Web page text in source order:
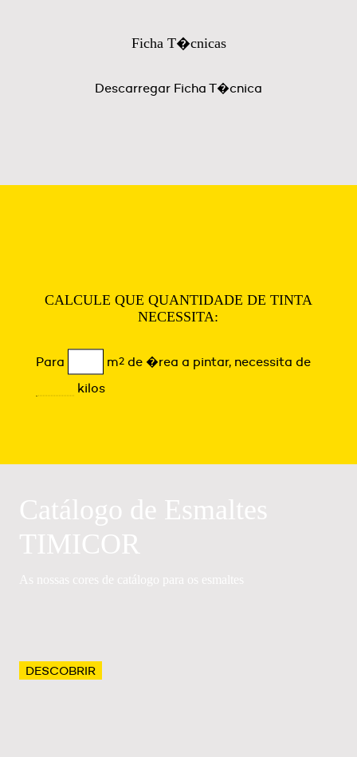
Ficha T�cnicas
Descarregar Ficha T�cnica
CALCULE QUE QUANTIDADE DE TINTA
NECESSITA:
Para m2de �rea a pintar, necessita de
kilos
Catálogo de Esmaltes
TIMICOR
As nossas cores de catálogo para os esmaltes
DESCOBRIR